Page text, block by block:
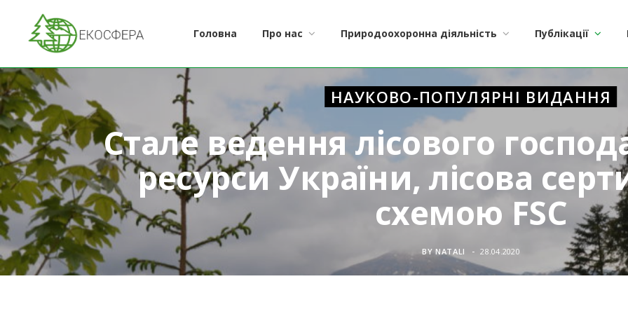
Головна Про нас Природоохоронна діяльність Публікації
НАУКОВО-ПОПУЛЯРНІ ВИДАННЯ
Стале ведення лісового
ресурси України, лісова
схемою FSC
BY NATALI 28.04.2020